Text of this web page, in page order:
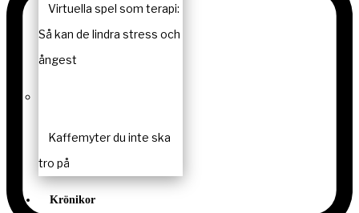
Virtuella spel som terapi:
Så kan de lindra stress och
ångest
Kaffemyter du inte ska
tro på
Krönikor